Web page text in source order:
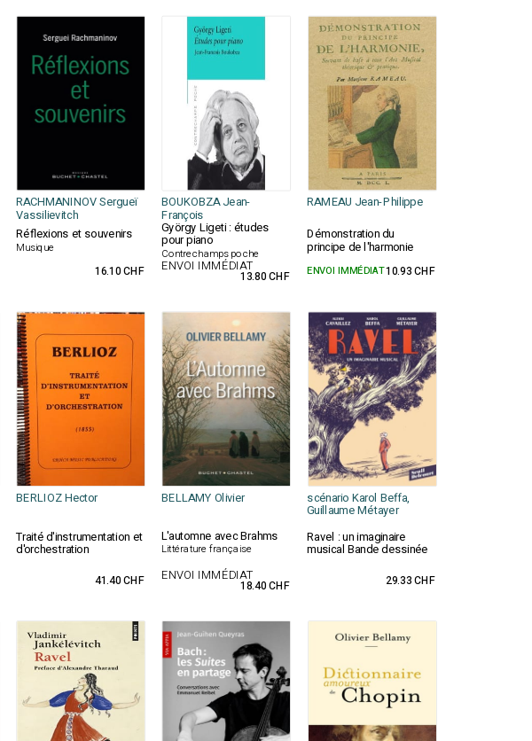
RACHMANINOV Sergueï
Vassilievitch
BOUKOBZA Jean-
François
RAMEAU Jean-Philippe
Réflexions et souvenirs
Musique
György Ligeti : études
pour piano
Contrechamps poche
Démonstration du
principe de l'harmonie
16.10 CHF ENVOI IMMÉDIAT
13.80 CHF ENVOI IMMÉDIAT10.93 CHF
BERLIOZ Hector BELLAMY Olivier scénario Karol Beffa,
Guillaume Métayer
Traité d'instrumentation et
d'orchestration
L'automne avec Brahms
Littérature française
Ravel : un imaginaire
musical Bande dessinée
41.40 CHF ENVOI IMMÉDIAT
18.40 CHF 29.33 CHF